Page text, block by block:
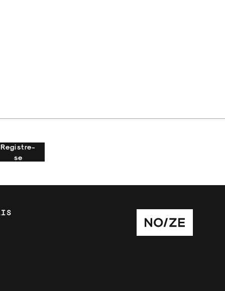
Registre-
se